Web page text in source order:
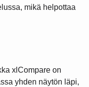
mikä helpottaa
xlCompare on
yhden näytön läpi,